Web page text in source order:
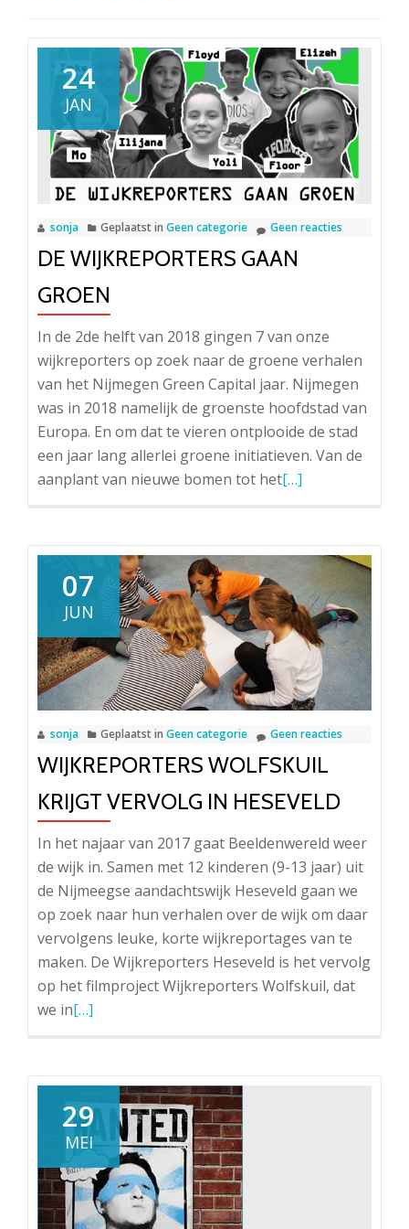
24
JAN
sonja Geplaatst in Geen categorie Geen reacties
DE WIJKREPORTERS GAAN
GROEN
In de 2de helft van 2018 gingen 7 van onze
wijkreporters op zoek naar de groene verhalen
van het Nijmegen Green Capital jaar. Nijmegen
was in 2018 namelijk de groenste hoofdstad van
Europa. En om dat te vieren ontplooide de stad
een jaar lang allerlei groene initiatieven. Van de
aanplant van nieuwe bomen tot hetLees
groen
[…]
07
JUN
sonja Geplaatst in Geen categorie Geen reacties
WIJKREPORTERS WOLFSKUIL
KRIJGT VERVOLG IN HESEVELD
In het najaar van 2017 gaat Beeldenwereld weer
de wijk in. Samen met 12 kinderen (9-13 jaar) uit
de Nijmeegse aandachtswijk Heseveld gaan we
op zoek naar hun verhalen over de wijk om daar
vervolgens leuke, korte wijkreportages van te
maken. De Wijkreporters Heseveld is het vervolg
op het filmproject Wijkreporters Wolfskuil, dat
we inLees
krijgt
vervolg
in
Heseveld
[…]
29
MEI